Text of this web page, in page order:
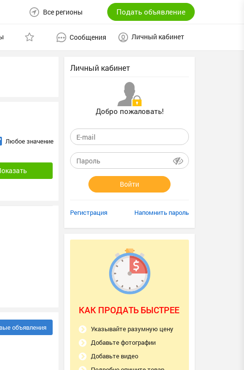
Все регионы Подать объявление
Сообщения Личный кабинет
Любое значение
объявления
Личный кабинет
Добро пожаловать!
Войти
Регистрация Напомнить пароль
КАК ПРОДАТЬ БЫСТРЕЕ
Указывайте разумную цену
Добавьте фотографии
Добавьте видео